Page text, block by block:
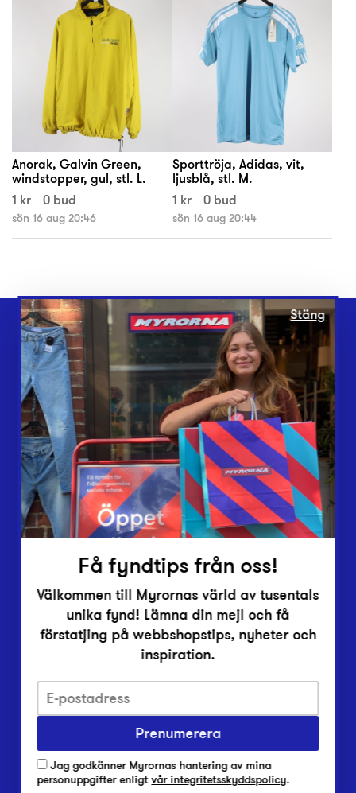
Anorak, Galvin Green,
windstopper, gul, stl. L.
1 kr
0 bud
sön 16 aug 20:46
Sporttröja, Adidas, vit,
ljusblå, stl. M.
1 kr
0 bud
sön 16 aug 20:44
Webbshop
Butiker
Lämna in
Vårt överskott
Inlämningsplatser
Om Myrorna
Lediga jobb
Pressrum
Integritetsskyddspolicy
Har du frågor om onlineköp, leverans eller retur?
Har du frågor om vår verksamhet?
Vanliga frågor om Myrorna
Stäng
Få fyndtips från oss!
Välkommen till Myrornas värld av tusentals
unika fynd! Lämna din mejl och få
förstatjing på webbshopstips, nyheter och
inspiration.
Prenumerera
Jag godkänner Myrornas hantering av mina
personuppgifter enligtvår integritetsskyddspolicy.